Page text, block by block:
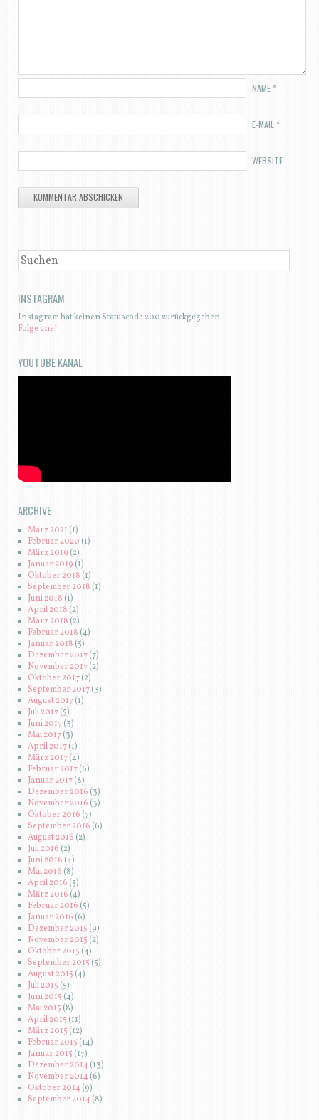
NAME*
E-MAIL *
WEBSITE
SUCHEN
INSTAGRAM
Instagram hat keinen Statuscode 200 zurückgegeben.
Folge uns!
YOUTUBE KANAL
ARCHIVE
März 2021 (1)
Februar 2020 (1)
März 2019 (2)
Januar 2019 (1)
Oktober 2018(1)
September 2018 (1)
Juni 2018 (1)
April 2018(2)
März 2018 (2)
Februar 2018 (4)
Januar 2018 (5)
Dezember 2017(7)
November 2017(2)
Oktober 2017(2)
September 2017(3)
August 2017(1)
Juli 2017(5)
Juni 2017(3)
Mai 2017(3)
April 2017(1)
März 2017(4)
Februar 2017(6)
Januar 2017(8)
Dezember 2016 (3)
November 2016 (3)
Oktober 2016(7)
September 2016 (6)
August 2016 (2)
Juli 2016(2)
Juni 2016 (4)
Mai 2016 (8)
April 2016(5)
März 2016 (4)
Februar 2016 (5)
Januar 2016 (6)
Dezember 2015 (9)
November 2015 (2)
Oktober 2015 (4)
September 2015 (5)
August 2015 (4)
Juli 2015 (5)
Juni 2015 (4)
Mai 2015 (8)
April 2015 (11)
März 2015(12)
Februar 2015 (14)
Januar 2015 (17)
Dezember 2014(13)
November 2014(6)
Oktober 2014(9)
September 2014(8)